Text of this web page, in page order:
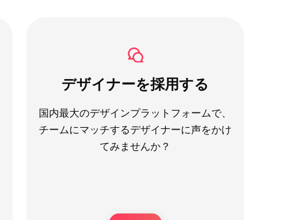
デザイナーを採用する
国内最大のデザインプラットフォームで、
チームにマッチするデザイナーに声をかけ
てみませんか？